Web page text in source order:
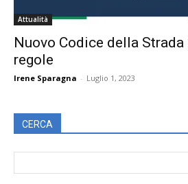
Attualità
Nuovo Codice della Strada
regole
Irene Sparagna - Luglio 1, 2023
CERCA